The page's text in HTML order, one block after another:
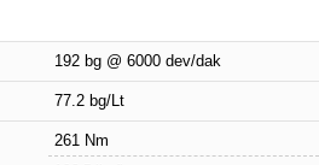
192 bg @ 6000 dev/dak
77.2 bg/Lt
261 Nm